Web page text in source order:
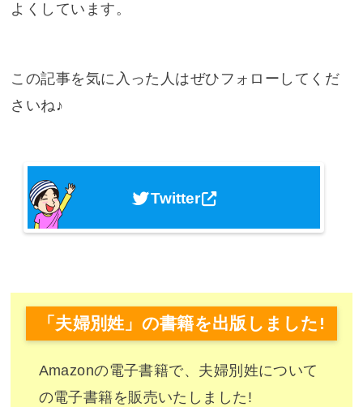
よくしています。
この記事を気に入った人はぜひフォローしてくだ
さいね♪
Twitter
「夫婦別姓」の書籍を出版しました!
Amazonの電子書籍で、夫婦別姓について
の電子書籍を販売いたしました!